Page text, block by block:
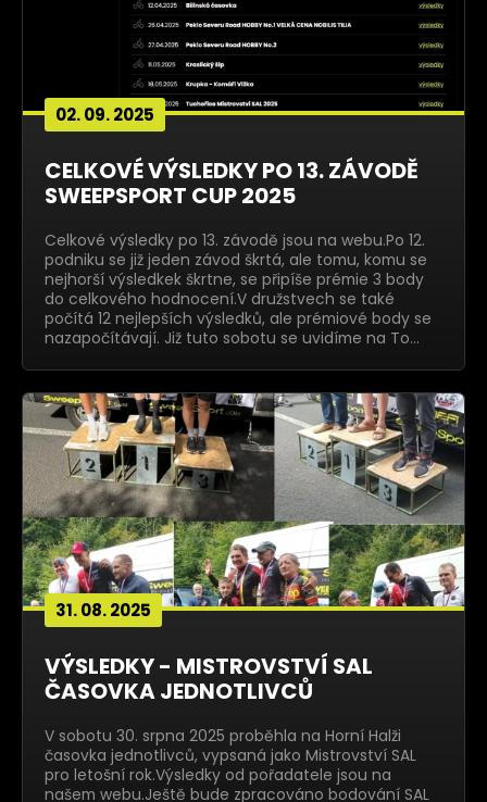
02. 09. 2025
CELKOVÉ VÝSLEDKY PO 13. ZÁVODĚ
SWEEPSPORT CUP 2025
Celkové výsledky po 13. závodě jsou na webu.Po 12.
podniku se již jeden závod škrtá, ale tomu, komu se
nejhorší výsledkek škrtne, se připíše prémie 3 body
do celkového hodnocení.V družstvech se také
počítá 12 nejlepších výsledků, ale prémiové body se
nazapočítávají. Již tuto sobotu se uvidíme na To…
31. 08. 2025
VÝSLEDKY - MISTROVSTVÍ SAL
ČASOVKA JEDNOTLIVCŮ
V sobotu 30. srpna 2025 proběhla na Horní Halži
časovka jednotlivců, vypsaná jako Mistrovství SAL
pro letošní rok.Výsledky od pořadatele jsou na
našem webu.Ještě bude zpracováno bodování SAL